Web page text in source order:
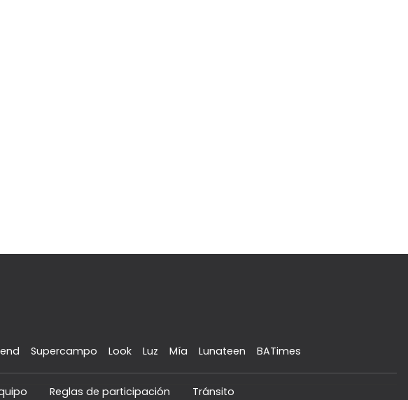
Supercampo Look Luz Mía Lunateen BATimes
Reglas de participación Tránsito